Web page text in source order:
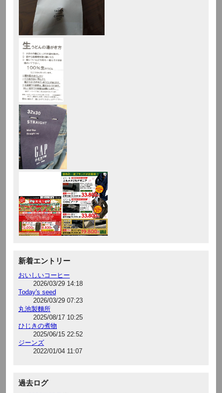
新着エントリー
おいしいコーヒー
2026/03/29 14:18
Today's seed
2026/03/29 07:23
丸池製麵所
2025/08/17 10:25
ひじきの煮物
2025/06/15 22:52
ジーンズ
2022/01/04 11:07
過去ログ